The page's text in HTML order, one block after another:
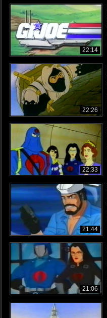
22:14
22:26
22:33
21:44
21:06